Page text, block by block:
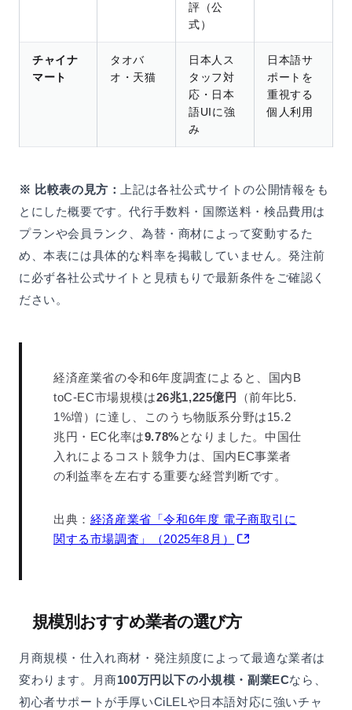
評（公
式）
チャイナ
マート
タオバ
オ・天猫
日本人ス
タッフ対
応・日本
語UIに強
み
日本語サ
ポートを
重視する
個人利用
※ 比較表の見方：
上記は各社公式サイトの公開情報をも
とにした概要です。代行手数料・国際送料・検品費用は
プランや会員ランク、為替・商材によって変動するた
め、本表には具体的な料率を掲載していません。発注前
に必ず各社公式サイトと見積もりで最新条件をご確認く
ださい。
経済産業省の令和6年度調査によると、国内B
toC-EC市場規模は26兆1,225億円
（前年比5.
1%増）に達し、このうち物販系分野は15.2
兆円・EC化率は9.78%となりました。中国仕
入れによるコスト競争力は、国内EC事業者
の利益率を左右する重要な経営判断です。
出典： 経済産業省「令和6年度 電子商取引に
関する市場調査」（2025年8月）
規模別おすすめ業者の選び方
月商規模・仕入れ商材・発注頻度によって最適な業者は
変わります。月商100万円以下の小規模・副業ECなら、
初心者サポートが手厚いCiLELや日本語対応に強いチャ